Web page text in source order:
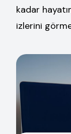
kadar
izlerini